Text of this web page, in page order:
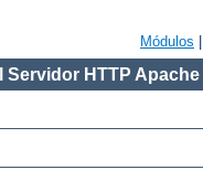
Módulos
Servidor HTTP Apache